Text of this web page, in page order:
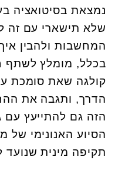
נמצאת בסיטואציה
שלא תישארי עם זה
המחשבות ולהבין
בכלל, מומלץ לשתף
קולגה שאת סומכת
הדרך, ותגבה את
הזה גם להתייעץ עם
הסיוע האנונימי של
תקיפה מינית שנועד